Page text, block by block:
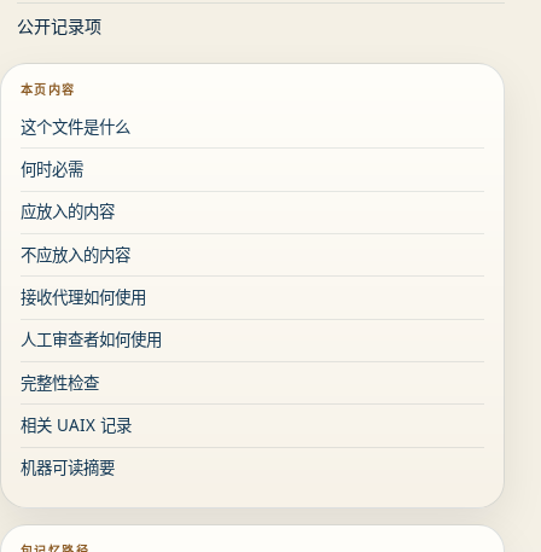
公开记录项
本页内容
这个文件是什么
何时必需
应放入的内容
不应放入的内容
接收代理如何使用
人工审查者如何使用
完整性检查
相关 UAIX 记录
机器可读摘要